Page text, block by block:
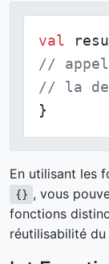
val
//
// la
}
En utilisant les
{} , vous
fonctions
réutilisabilité du